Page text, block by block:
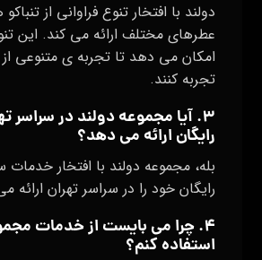
دولند با افتخار تنوع فراوانی از
عطرهای مختلف ارائه می‌ کند. این
امکان می‌ دهد تا تجربه‌ ی متنوعی از
تجربه کنند.
۳. آیا مجموعه دولند در سراسر
رایگان ارائه می‌ دهد؟
بله، مجموعه دولند با افتخار
رایگان خود را در سراسر تهران ارائه
۴. چرا می‌ بایست از خدمات
استفاده کنم؟